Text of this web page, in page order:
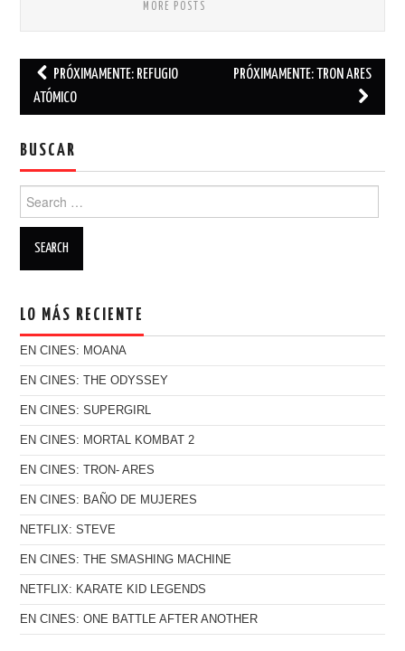
MORE POSTS
Post navigation
PRÓXIMAMENTE: REFUGIO
ATÓMICO
PRÓXIMAMENTE: TRON ARES
BUSCAR
Search for:
LO MÁS RECIENTE
EN CINES: MOANA
EN CINES: THE ODYSSEY
EN CINES: SUPERGIRL
EN CINES: MORTAL KOMBAT 2
EN CINES: TRON- ARES
EN CINES: BAÑO DE MUJERES
NETFLIX: STEVE
EN CINES: THE SMASHING MACHINE
NETFLIX: KARATE KID LEGENDS
EN CINES: ONE BATTLE AFTER ANOTHER